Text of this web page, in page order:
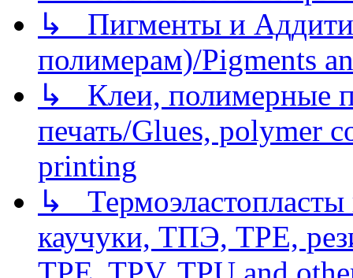
↳ Пигменты и
полимерам)/Pigments
↳ Клеи, полимерные
печать/Glues, polymer
printing
↳
каучуки, ТПЭ, TPE,